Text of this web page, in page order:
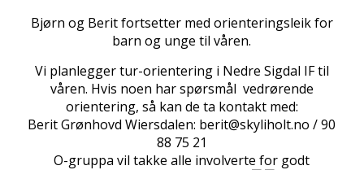
Bjørn og Berit fortsetter med orienteringsleik for
barn og unge til våren.
Vi planlegger tur-orientering i Nedre Sigdal IF til
våren. Hvis noen har spørsmål vedrørende
orientering, så kan de ta kontakt med:
Berit Grønhovd Wiersdalen: berit@skyliholt.no / 90
88 75 21
O-gruppa vil takke alle involverte for godt